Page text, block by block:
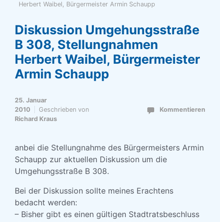
Herbert Waibel, Bürgermeister Armin Schaupp
Diskussion Umgehungsstraße
B 308, Stellungnahmen
Herbert Waibel, Bürgermeister
Armin Schaupp
25. Januar
2010
Geschrieben von
Richard Kraus
Kommentieren
anbei die Stellungnahme des Bürgermeisters Armin
Schaupp zur aktuellen Diskussion um die
Umgehungsstraße B 308.
Bei der Diskussion sollte meines Erachtens
bedacht werden:
– Bisher gibt es einen gültigen Stadtratsbeschluss